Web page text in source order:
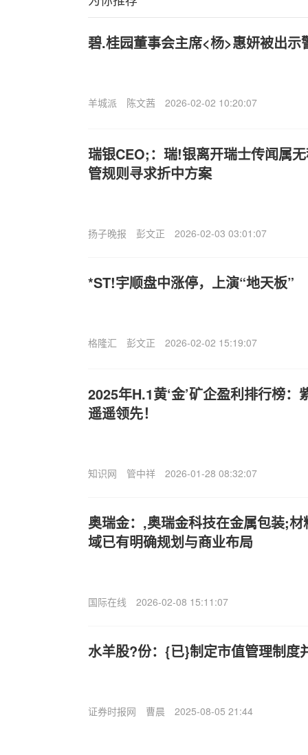
碧.桂园董事会主席<杨>惠妍被出示
羊城派 陈文茜 2026-02-02 10:20:07
瑞银CEO;：瑞!银离开瑞士传闻属
管规则寻求折中方案
扬子晚报 彭文正 2026-02-03 03:01:07
*ST!宇顺盘中涨停，上演“地天板”
格隆汇 彭文正 2026-02-02 15:19:07
2025年H.1黄‘金’矿企盈利排行榜
遥遥领先！
知识网 管中祥 2026-01-28 08:32:07
奥瑞金：,奥瑞金科技在金属包装;
域已有明确规划与商业布局
国际在线 2026-02-08 15:11:07
水羊股?份：{已}制定市值管理制度
证券时报网 曹晨 2025-08-05 21:44